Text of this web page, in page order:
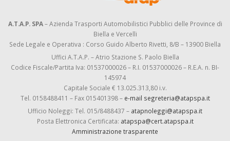
A.T.A.P. SPA– Azienda Trasporti Automobilistici Pubblici delle Province di
Biella e Vercelli
Sede Legale e Operativa : Corso Guido Alberto Rivetti, 8/B – 13900 Biella
Uffici A.T.A.P. – Atrio Stazione S. Paolo Biella
Codice Fiscale/Partita Iva: 01537000026 – R.I. 01537000026 – R.E.A. n. BI-
145974
Capitale Sociale € 13.025.313,80 i.v.
Tel. 0158488411 – Fax 015401398 – e-mail segreteria@atapspa.it
Ufficio Noleggi: Tel. 015/8488437 – atapnoleggi@atapspa.it
Posta Elettronica Certificata: atapspa@cert.atapspa.it
Amministrazione trasparente